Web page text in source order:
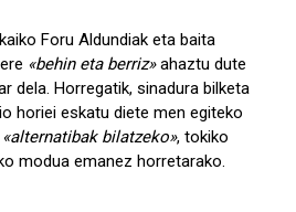
Foru Aldundiak eta baita
«behin eta berriz»ahaztu dute
dela. Horregatik, sinadura bilketa
horiei eskatu diete men egiteko
«alternatibak bilatzeko», tokiko
modua emanez horretarako.